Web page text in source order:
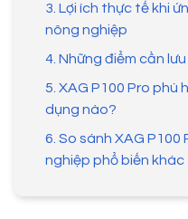
3. Lợi ích thực tế khi
nông nghiệp
4. Những điểm cần
5. XAG P100 Pro phù
dụng nào?
6. So sánh XAG
nghiệp phổ biến khác